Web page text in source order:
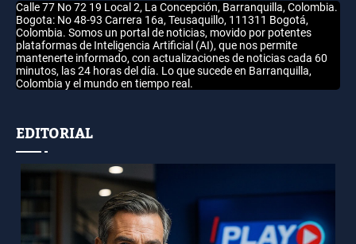
Calle 77 No 72 19 Local 2, La Concepción, Barranquilla, Colombia.
Bogota: No 48-93 Carrera 16a, Teusaquillo, 111311 Bogotá,
Colombia. Somos un portal de noticias, movido por potentes
plataformas de Inteligencia Artificial (AI), que nos permite
mantenerte informado, con actualizaciones de noticias cada 60
minutos, las 24 horas del día. Lo que sucede en Barranquilla,
Colombia y el mundo en tiempo real.
EDITORIAL